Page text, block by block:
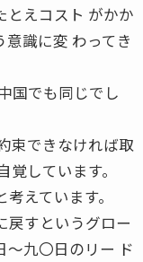
とえコスト がかか
識に変 わってき
国でも同じでし
束できなければ取
しています。
えています。
戻すというグロー
〜九〇日のリー ド